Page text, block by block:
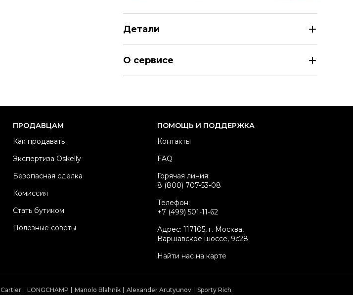
Детали
Состояние товара
Продавец
О сервисе
ПРОДАВЦАМ
Как продавать
Экспертиза Oskelly
Безопасная сделка
Комиссия
Стать бутиком
Полезные советы
ПОМОЩЬ И ПОДДЕРЖКА
Контакты
FAQ
Горячая линия:
8 (800) 707-53-08
Телефон:
+7 (499) 501-11-62
Адрес: 117105, г. Москва,
Варшавское шоссе, 9с28
Найти нас на карте
Cartier LONGCHAMP Manolo Blahnik Alexander Arutyunov Sporty Rich